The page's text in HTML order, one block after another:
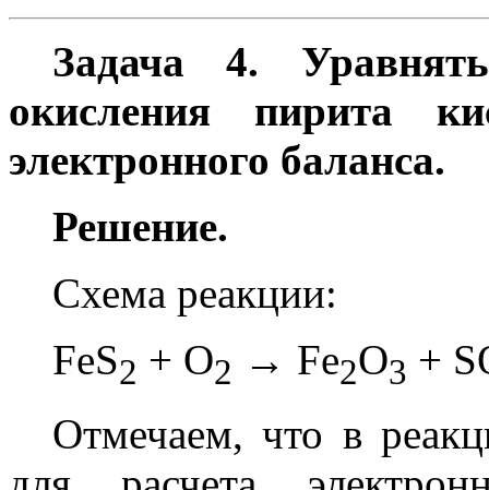
Задача 4.
окисления пирита
электронного баланса.
Решение.
Схема реакции:
FeS2 + O2 → Fe2O3 +
Отмечаем, что в